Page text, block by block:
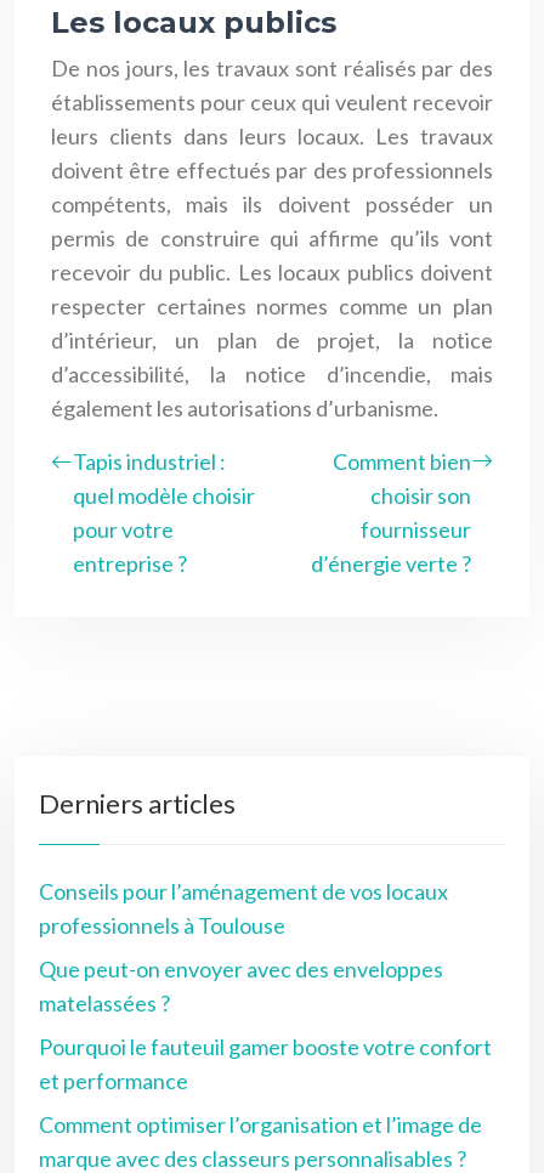
Les locaux publics
De nos jours, les travaux sont réalisés par des
établissements pour ceux qui veulent recevoir
leurs clients dans leurs locaux. Les travaux
doivent être effectués par des professionnels
compétents, mais ils doivent posséder un
permis de construire qui affirme qu’ils vont
recevoir du public. Les locaux publics doivent
respecter certaines normes comme un plan
d’intérieur, un plan de projet, la notice
d’accessibilité, la notice d’incendie, mais
également les autorisations d’urbanisme.
Tapis industriel :
quel modèle choisir
pour votre
entreprise ?
Comment bien
choisir son
fournisseur
d’énergie verte ?
Derniers articles
Conseils pour l’aménagement de vos locaux
professionnels à Toulouse
Que peut-on envoyer avec des enveloppes
matelassées ?
Pourquoi le fauteuil gamer booste votre confort
et performance
Comment optimiser l’organisation et l’image de
marque avec des classeurs personnalisables ?